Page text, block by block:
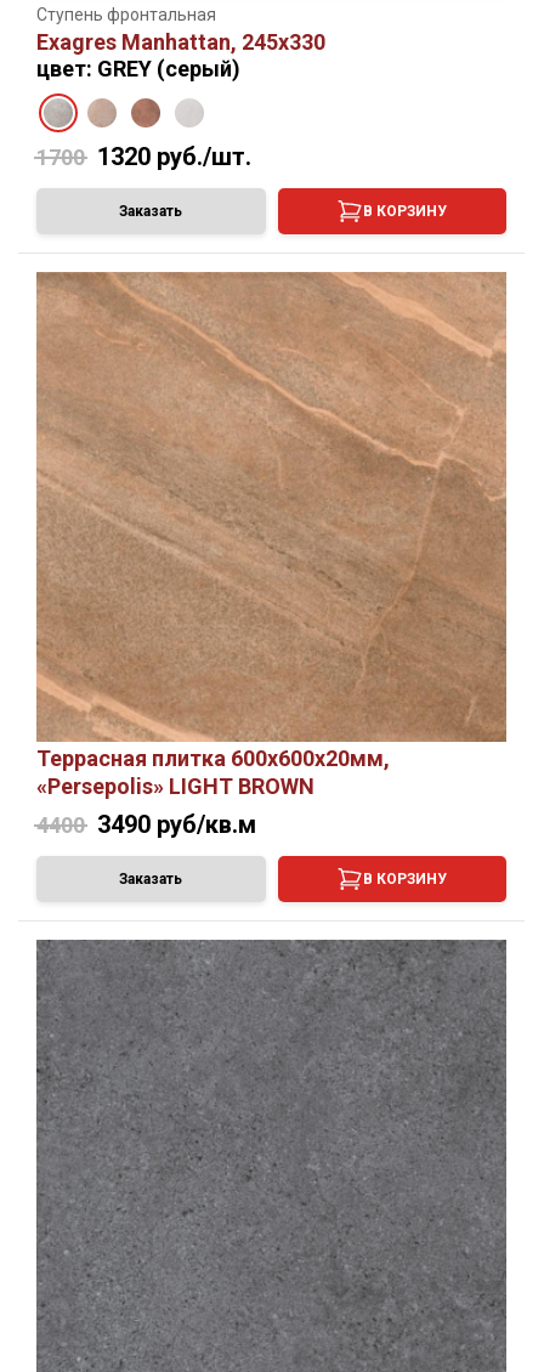
Ступень фронтальная
Exagres Manhattan, 245х330
цвет: GREY (серый)
1700 1320 руб./шт.
Заказать В КОРЗИНУ
Террасная плитка 600х600х20мм,
«Persepolis» LIGHT BROWN
4400 3490 руб/кв.м
Заказать В КОРЗИНУ